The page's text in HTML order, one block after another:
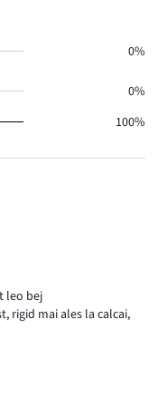
leo bej
rigid mai ales la calcai,
0%
0%
100%